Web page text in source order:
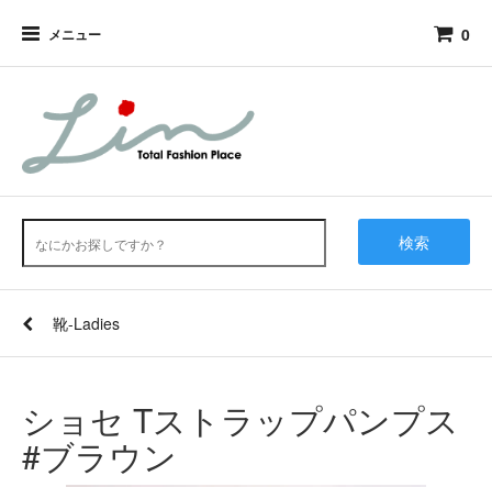
メニュー 0
検索
靴-Ladies
ショセ Tストラップパンプス
#ブラウン